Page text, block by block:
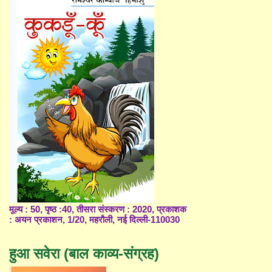
मूल्य : 50, पृष्ठ :40, तीसरा संस्करण : 2020, प्रकाशक
: अयन प्रकाशन, 1/20, महरौली, नई दिल्ली-110030
हुआ सवेरा (बाल काव्य-संग्रह)